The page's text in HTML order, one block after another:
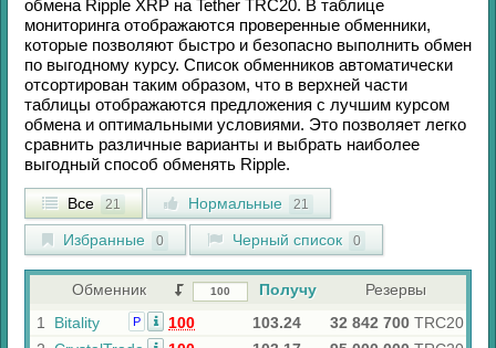
обмена Ripple XRP на Tether TRC20. В таблице
мониторинга отображаются проверенные обменники,
которые позволяют быстро и безопасно выполнить обмен
по выгодному курсу. Список обменников автоматически
отсортирован таким образом, что в верхней части
таблицы отображаются предложения с лучшим курсом
обмена и оптимальными условиями. Это позволяет легко
сравнить различные варианты и выбрать наиболее
выгодный способ обменять Ripple.
Все 21 Нормальные 21
Избранные 0 Черный список 0
Обменник Получу
Резервы
1
Bitality Р 100 103.24 32 842 700 TRC20